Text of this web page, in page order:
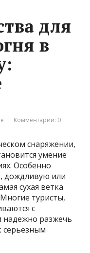
для
в
Комментарии: 0
снаряжении,
умение
Особенно
дождливую или
сухая ветка
туристы,
с
надежно разжечь
серьезным